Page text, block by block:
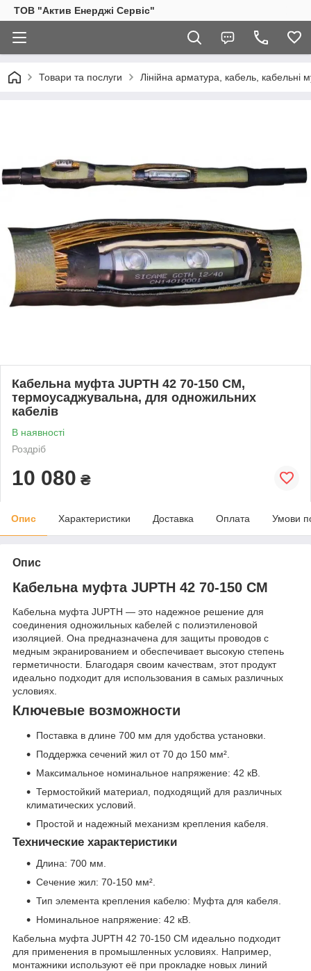
ТОВ "Актив Енерджі Сервіс"
Товари та послуги Лінійна арматура, кабель, кабельні
Кабельна муфта JUPTH 42 70-150 СМ,
термоусаджувальна, для одножильних
кабелів
В наявності
Роздріб
10 080 ₴
Опис Характеристики Доставка Оплата Умови
Опис
Кабельна муфта JUPTH 42 70-150 СМ
Кабельна муфта JUPTH — это надежное решение для
соединения одножильных кабелей с полиэтиленовой
изоляцией. Она предназначена для защиты проводов с
медным экранированием и обеспечивает высокую степень
герметичности. Благодаря своим качествам, этот продукт
идеально подходит для использования в самых различных
условиях.
Ключевые возможности
Поставка в длине 700 мм для удобства установки.
Поддержка сечений жил от 70 до 150 мм².
Максимальное номинальное напряжение: 42 кВ.
Термостойкий материал, подходящий для различных
климатических условий.
Простой и надежный механизм крепления кабеля.
Технические характеристики
Длина: 700 мм.
Сечение жил: 70-150 мм².
Тип элемента крепления кабелю: Муфта для кабеля.
Номинальное напряжение: 42 кВ.
Кабельна муфта JUPTH 42 70-150 СМ идеально подходит
для применения в промышленных условиях. Например,
монтажники используют её при прокладке новых линий